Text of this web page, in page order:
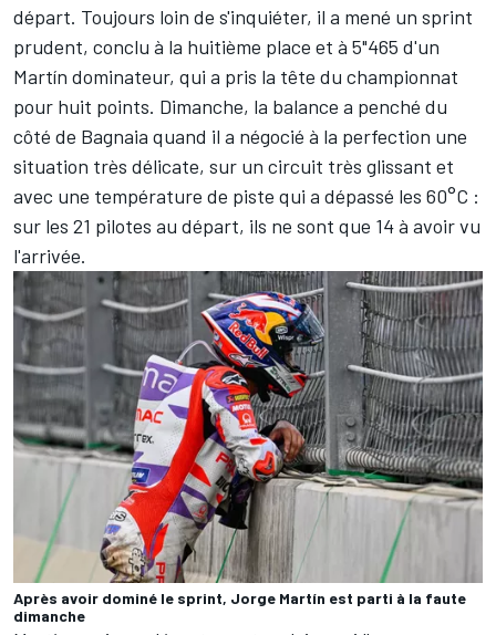
départ. Toujours loin de s'inquiéter, il a mené un sprint
prudent, conclu à la huitième place et à 5"465 d'un
Martín dominateur, qui a pris la tête du championnat
pour huit points. Dimanche, la balance a penché du
côté de Bagnaia quand il a négocié à la perfection une
situation très délicate, sur un circuit très glissant et
avec une température de piste qui a dépassé les 60°C :
sur les 21 pilotes au départ, ils ne sont que 14 à avoir vu
l'arrivée.
Après avoir dominé le sprint, Jorge Martín est parti à la faute
dimanche